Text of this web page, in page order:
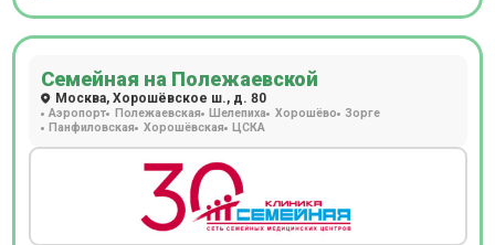
Семейная на Полежаевской
Москва, Хорошёвское ш., д. 80
Аэропорт Полежаевская Шелепиха Хорошёво
Зорге
Панфиловская Хорошёвская ЦСКА